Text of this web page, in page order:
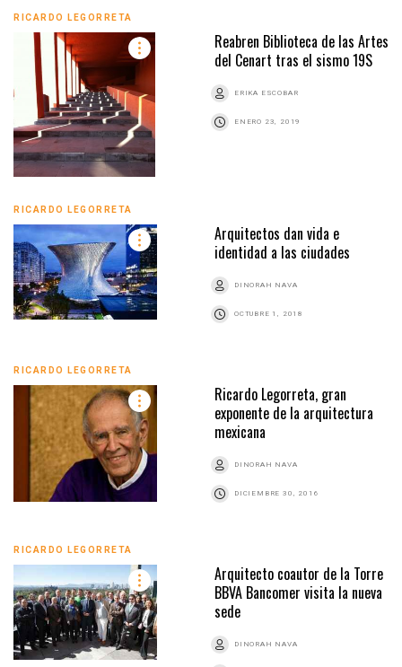
RICARDO LEGORRETA
Reabren Biblioteca de las Artes
del Cenart tras el sismo 19S
ERIKA ESCOBAR
ENERO 23, 2019
RICARDO LEGORRETA
Arquitectos dan vida e
identidad a las ciudades
DINORAH NAVA
OCTUBRE 1, 2018
RICARDO LEGORRETA
Ricardo Legorreta, gran
exponente de la arquitectura
mexicana
DINORAH NAVA
DICIEMBRE 30, 2016
RICARDO LEGORRETA
Arquitecto coautor de la Torre
BBVA Bancomer visita la nueva
sede
DINORAH NAVA